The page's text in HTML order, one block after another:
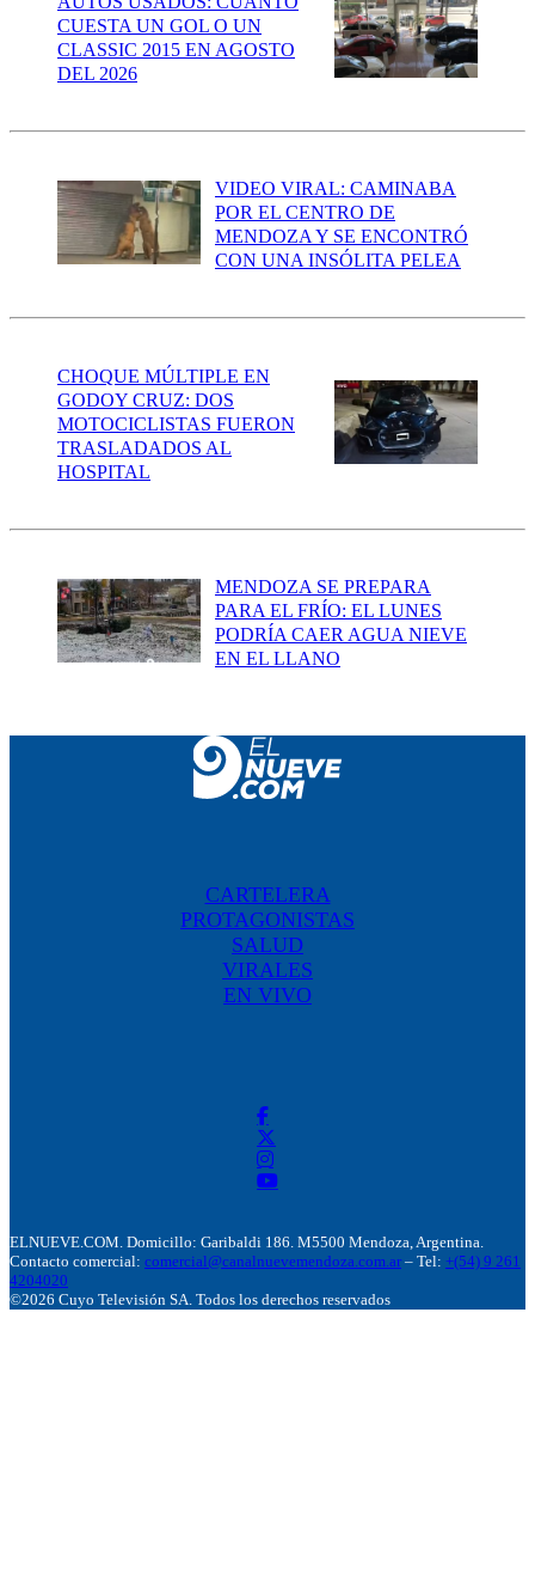
CUESTA UN GOL O UN
CLASSIC 2015 EN AGOSTO
DEL 2026
VIDEO VIRAL: CAMINABA
POR EL CENTRO DE
MENDOZA Y SE ENCONTRÓ
CON UNA INSÓLITA PELEA
CHOQUE MÚLTIPLE EN
GODOY CRUZ: DOS
MOTOCICLISTAS FUERON
TRASLADADOS AL
HOSPITAL
MENDOZA SE PREPARA
PARA EL FRÍO: EL LUNES
PODRÍA CAER AGUA NIEVE
EN EL LLANO
CARTELERA
PROTAGONISTAS
SALUD
VIRALES
EN VIVO
ELNUEVE.COM. Domicillo: Garibaldi 186. M5500 Mendoza, Argentina.
Contacto comercial: comercial@canalnuevemendoza.com.ar – Tel: +(54) 9 261
4204020
©2026 Cuyo Televisión SA. Todos los derechos reservados